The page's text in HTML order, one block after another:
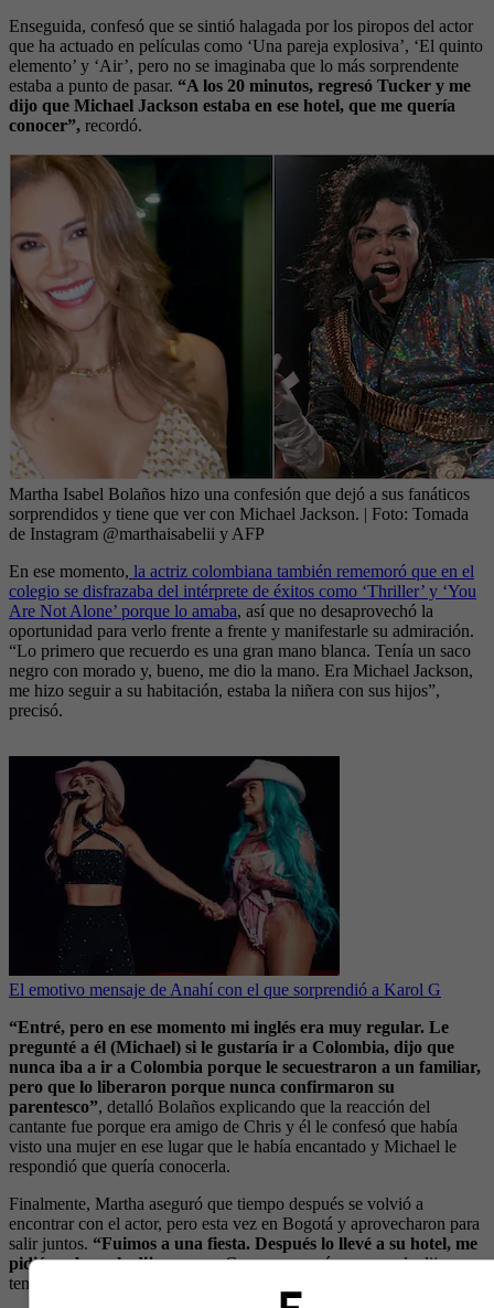
Enseguida, confesó que se sintió halagada por los piropos del actor
que ha actuado en películas como ‘Una pareja explosiva’, ‘El quinto
elemento’ y ‘Air’, pero no se imaginaba que lo más sorprendente
estaba a punto de pasar. “A los 20 minutos, regresó Tucker y me
dijo que Michael Jackson estaba en ese hotel, que me quería
conocer”, recordó.
Martha Isabel Bolaños hizo una confesión que dejó a sus fanáticos
sorprendidos y tiene que ver con Michael Jackson. | Foto: Tomada
de Instagram @marthaisabelii y AFP
En ese momento, la actriz colombiana también rememoró que en el
colegio se disfrazaba del intérprete de éxitos como ‘Thriller’ y ‘You
Are Not Alone’ porque lo amaba, así que no desaprovechó la
oportunidad para verlo frente a frente y manifestarle su admiración.
“Lo primero que recuerdo es una gran mano blanca. Tenía un saco
negro con morado y, bueno, me dio la mano. Era Michael Jackson,
me hizo seguir a su habitación, estaba la niñera con sus hijos”,
precisó.
El emotivo mensaje de Anahí con el que sorprendió a Karol G
“Entré, pero en ese momento mi inglés era muy regular. Le
pregunté a él (Michael) si le gustaría ir a Colombia, dijo que
nunca iba a ir a Colombia porque le secuestraron a un familiar,
pero que lo liberaron porque nunca confirmaron su
parentesco”, detalló Bolaños explicando que la reacción del
cantante fue porque era amigo de Chris y él le confesó que había
visto una mujer en ese lugar que le había encantado y Michael le
respondió que quería conocerla.
Finalmente, Martha aseguró que tiempo después se volvió a
encontrar con el actor, pero esta vez en Bogotá y aprovecharon para
salir juntos. “Fuimos a una fiesta. Después lo llevé a su hotel, me
pidió un beso, le dije que no.Como no quería avanzar, le dije que
tenía novio, pero le di un pico”, concluyó.